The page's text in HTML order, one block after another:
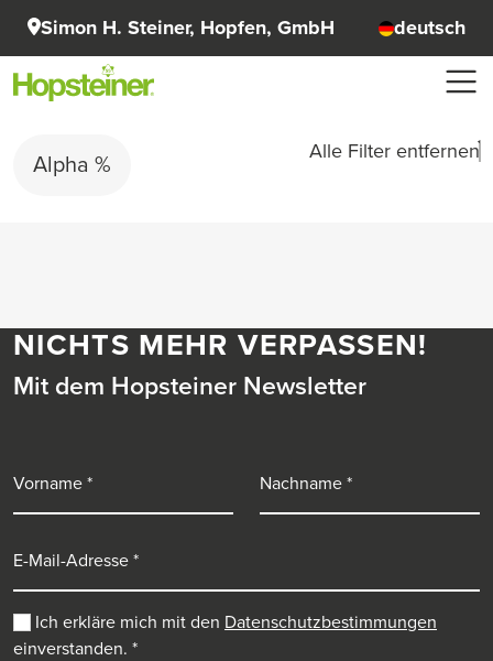
Simon H. Steiner, Hopfen, GmbH deutsch
Alpha %
Alle Filter entfernen
NICHTS MEHR VERPASSEN!
Mit dem Hopsteiner Newsletter
Ich erkläre mich mit den Datenschutzbestimmungen
einverstanden. *